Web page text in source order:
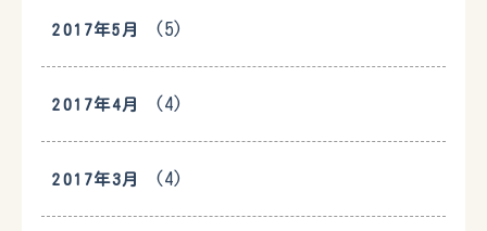
2017年5月 (5)
2017年4月 (4)
2017年3月 (4)